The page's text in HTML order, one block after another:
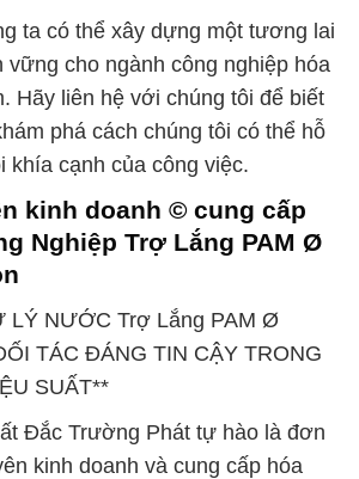
ta có thể xây dựng một tương lai
cho ngành công nghiệp hóa
Hãy liên hệ với chúng tôi để biết
phá cách chúng tôi có thể hỗ
khía cạnh của công việc.
kinh doanh © cung cấp
Nghiệp Trợ Lắng PAM Ø
LÝ NƯỚC Trợ Lắng PAM Ø
TÁC ĐÁNG TIN CẬY TRONG
SUẤT**
Đắc Trường Phát tự hào là đơn
kinh doanh và cung cấp hóa